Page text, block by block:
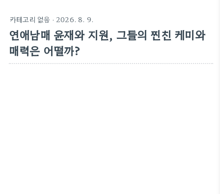
카테고리 없음 ·2026. 8. 9.
연애남매 윤재와 지원, 그들의 찐친 케미와
매력은 어떨까?